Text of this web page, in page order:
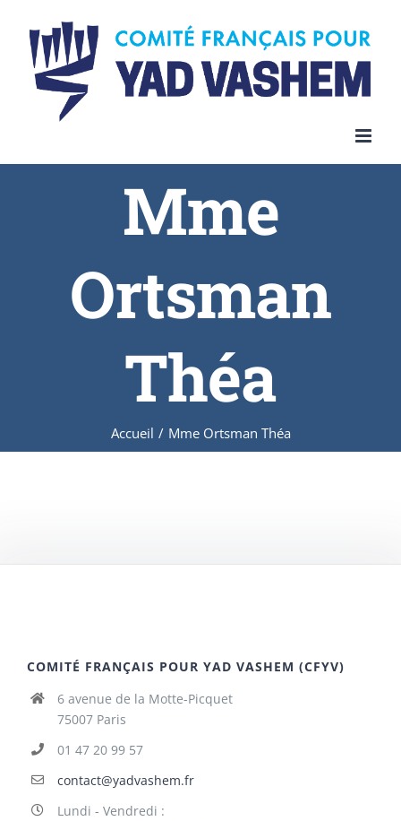
content
Mme
Ortsman
Théa
Accueil / Mme Ortsman Théa
COMITÉ FRANÇAIS POUR YAD VASHEM (CFYV)
6 avenue de la Motte-Picquet
75007 Paris
01 47 20 99 57
contact@yadvashem.fr
Lundi - Vendredi :